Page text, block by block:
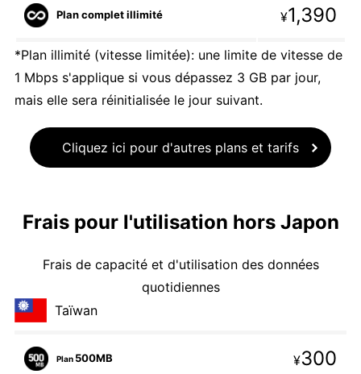
Plan complet illimité ¥1,390
*Plan illimité (vitesse limitée): une limite de vitesse de
1 Mbps s'applique si vous dépassez 3 GB par jour,
mais elle sera réinitialisée le jour suivant.
Cliquez ici pour d'autres plans et tarifs
Frais pour l'utilisation hors Japon
Frais de capacité et d'utilisation des données
quotidiennes
Taïwan
Plan 500MB ¥300